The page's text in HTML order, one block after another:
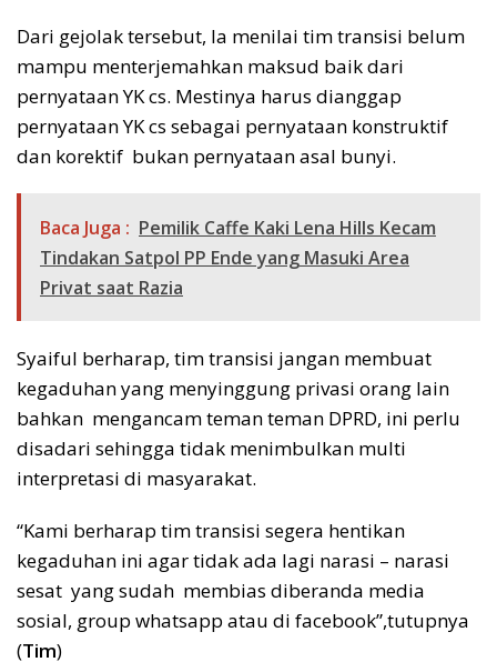
Dari gejolak tersebut, Ia menilai tim transisi belum
mampu menterjemahkan maksud baik dari
pernyataan YK cs. Mestinya harus dianggap
pernyataan YK cs sebagai pernyataan konstruktif
dan korektif bukan pernyataan asal bunyi.
Baca Juga : Pemilik Caffe Kaki Lena Hills Kecam
Tindakan Satpol PP Ende yang Masuki Area
Privat saat Razia
Syaiful berharap, tim transisi jangan membuat
kegaduhan yang menyinggung privasi orang lain
bahkan mengancam teman teman DPRD, ini perlu
disadari sehingga tidak menimbulkan multi
interpretasi di masyarakat.
“Kami berharap tim transisi segera hentikan
kegaduhan ini agar tidak ada lagi narasi – narasi
sesat yang sudah membias diberanda media
sosial, group whatsapp atau di facebook”,tutupnya
(Tim)